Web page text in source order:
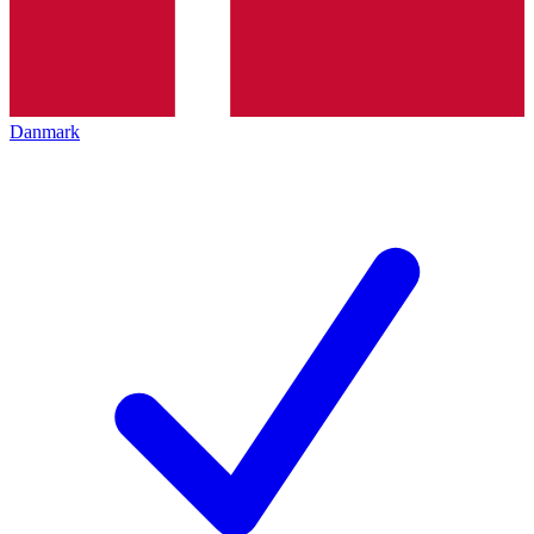
Danmark